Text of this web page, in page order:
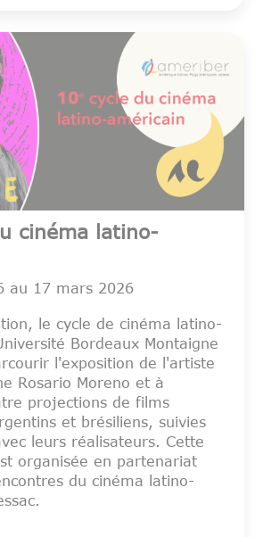
cinéma latino-
au 17 mars 2026
le cycle de cinéma latino-
Bordeaux Montaigne
l'exposition de l'artiste
Rosario Moreno et à
projections de films
et brésiliens, suivies
leurs réalisateurs. Cette
organisée en partenariat
du cinéma latino-